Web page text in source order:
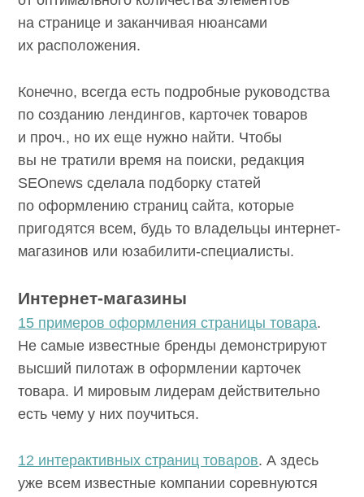
на странице и заканчивая нюансами
их расположения.
Конечно, всегда есть подробные руководства
по созданию лендингов, карточек товаров
и проч., но их еще нужно найти. Чтобы
вы не тратили время на поиски, редакция
SEOnews сделала подборку статей
по оформлению страниц сайта, которые
пригодятся всем, будь то владельцы интернет-
магазинов или юзабилити-специалисты.
Интернет-магазины
15 примеров оформления страницы товара.
Не самые известные бренды демонстрируют
высший пилотаж в оформлении карточек
товара. И мировым лидерам действительно
есть чему у них поучиться.
12 интерактивных страниц товаров. А здесь
уже всем известные компании соревнуются